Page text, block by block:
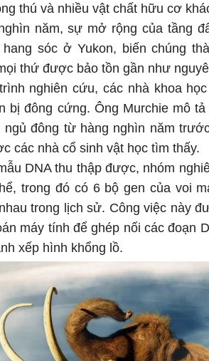
thú và nhiều vật chất hữu cơ
năm, sự mở rộng của tầng
sóc ở Yukon, biến chúng
thứ được bảo tồn gần như
nghiên cứu, các nhà khoa
bị đông cứng. Ông Murchie mô
ngủ đông từ hàng nghìn năm
các nhà cổ sinh vật học tìm thấy.
DNA thu thập được, nhóm
trong đó có 6 bộ gen của voi
trong lịch sử. Công việc này
máy tính để ghép nối các đoạn
xếp hình khổng lồ.